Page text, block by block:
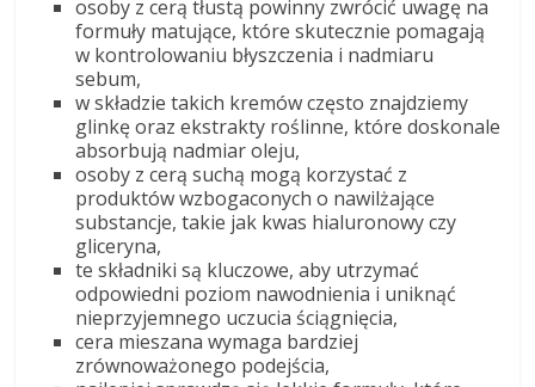
osoby z cerą tłustą powinny zwrócić uwagę na
formuły matujące, które skutecznie pomagają
w kontrolowaniu błyszczenia i nadmiaru
sebum,
w składzie takich kremów często znajdziemy
glinkę oraz ekstrakty roślinne, które doskonale
absorbują nadmiar oleju,
osoby z cerą suchą mogą korzystać z
produktów wzbogaconych o nawilżające
substancje, takie jak kwas hialuronowy czy
gliceryna,
te składniki są kluczowe, aby utrzymać
odpowiedni poziom nawodnienia i uniknąć
nieprzyjemnego uczucia ściągnięcia,
cera mieszana wymaga bardziej
zrównoważonego podejścia,